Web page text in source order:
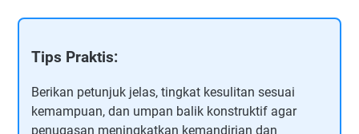
Tips Praktis:
Berikan petunjuk jelas, tingkat kesulitan sesuai
kemampuan, dan umpan balik konstruktif agar
penugasan meningkatkan kemandirian dan